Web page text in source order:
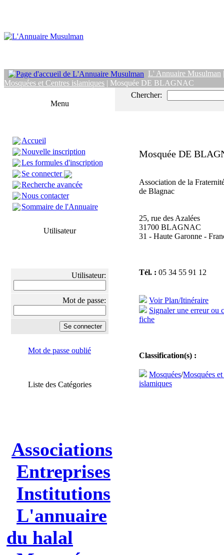
L' Annuaire Musulman
Mosquées et Centres islamiques | Mosquée DE BLAGNAC
Menu
Accueil
Nouvelle inscription
Les formules d'inscription
Se connecter
Recherche avancée
Nous contacter
Sommaire de l'Annuaire
Utilisateur
Utilisateur:
Mot de passe:
Mot de passe oublié
Liste des Catégories
Associations
Entreprises
Institutions
L'annuaire
du halal
Chercher:
Mosquée DE
Association de la
de Blagnac
25, rue des Azalées
31700 BLAGNAC
31 - Haute Garonne -
Tél. : 05 34 55 91 12
Voir Plan/Itinéraire
Signaler une erreur ou
fiche
Classification(s) :
Mosquées/Mosquées
islamiques